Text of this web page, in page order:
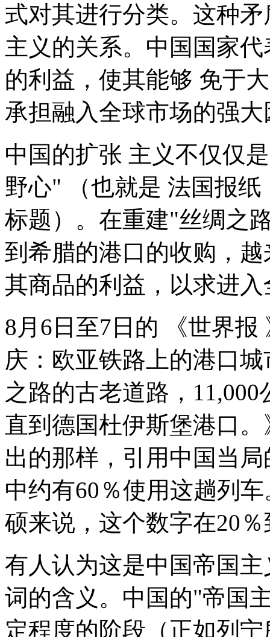
式对其进行分类。这种
主义的关系。中国国家
的利益，使其能够 免于
承担融入全球市场的强
中国的扩张 主义不仅仅
野心" （也就是 法国报
标题）。在重建"丝绸之
到希腊的港口的收购，
其商品的利益，以求进
8月6日至7日的 《世界
庆：欧亚铁路上的港口
之路的古老道路，
直到德国杜伊斯堡港口
出的那样，引用中国当
中约有60％使用这趟列
硕来说，这个数字在20
有人认为这是中国帝国
词的含义。中国的"帝国
定程度的阶段（正如列